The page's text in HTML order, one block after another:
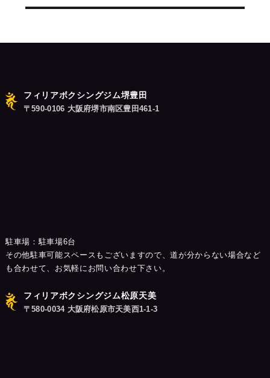
フィリアボクシングジム堺豊田
〒590-0106 大阪府堺市南区豊田461-1
駐車場：駐車場6台
その他駐車可能スペースもございますので、道が分からない場合など
も合わせて、お気軽にお問い合わせ下さい。
フィリアボクシングジム松原天美
〒580-0034 大阪府松原市天美西1-1-3